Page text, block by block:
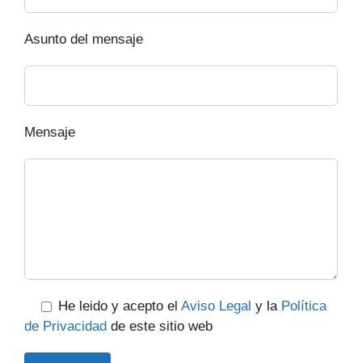
Asunto del mensaje
Mensaje
He leido y acepto el Aviso Legal y la Política
de Privacidad de este sitio web